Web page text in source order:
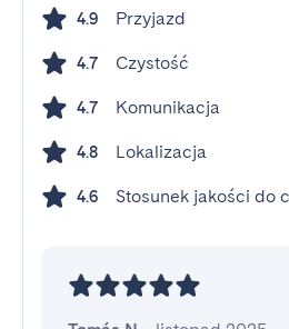
4.9 Przyjazd
4.7 Czystość
4.7 Komunikacja
4.8 Lokalizacja
4.6 Stosunek jakości do